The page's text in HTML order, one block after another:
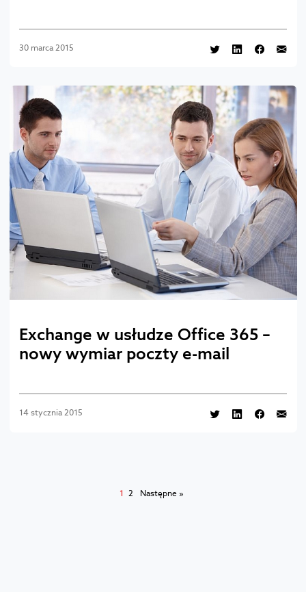
30 marca 2015
Exchange w usłudze Office 365 –
nowy wymiar poczty e-mail
14 stycznia 2015
1 2 Następne »